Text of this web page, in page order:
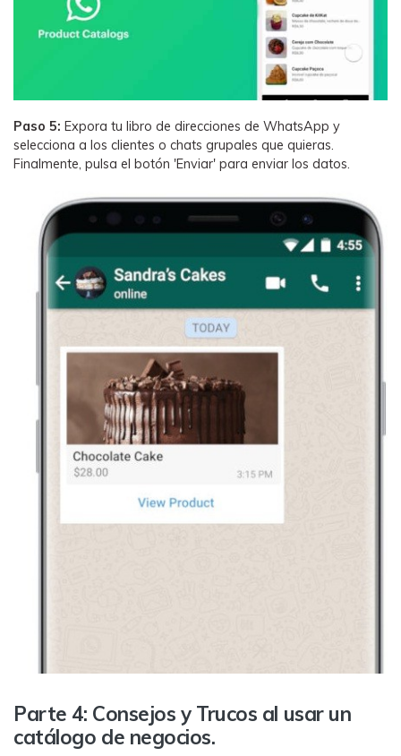
Paso 5: Expora tu libro de direcciones de WhatsApp y
selecciona a los clientes o chats grupales que quieras.
Finalmente, pulsa el botón 'Enviar' para enviar los datos.
Parte 4: Consejos y Trucos al usar un
catálogo de negocios.